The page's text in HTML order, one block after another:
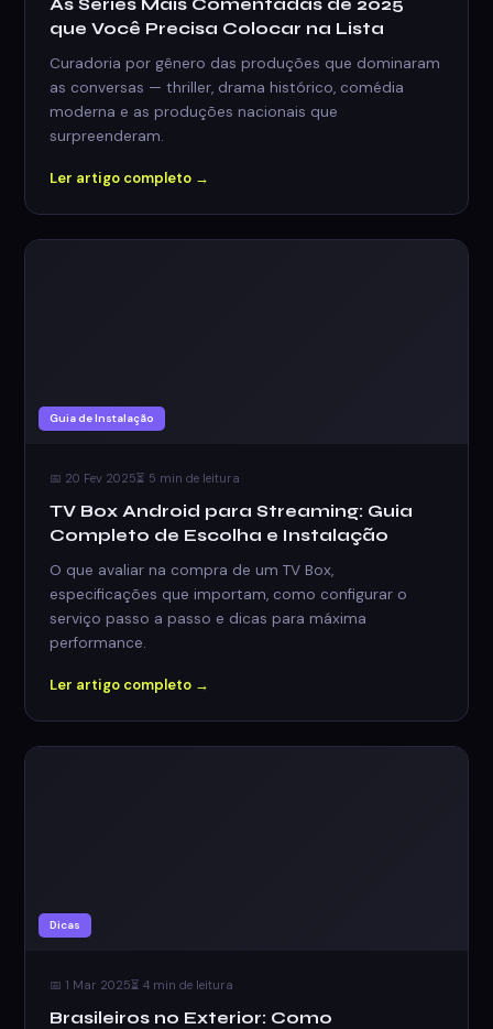
As Séries Mais Comentadas de 2025
que Você Precisa Colocar na Lista
Curadoria por gênero das produções que dominaram
as conversas — thriller, drama histórico, comédia
moderna e as produções nacionais que
surpreenderam.
Ler artigo completo →
Guia de Instalação
📅 20 Fev 2025⏳ 5 min de leitura
TV Box Android para Streaming: Guia
Completo de Escolha e Instalação
O que avaliar na compra de um TV Box,
especificações que importam, como configurar o
serviço passo a passo e dicas para máxima
performance.
Ler artigo completo →
Dicas
📅 1 Mar 2025⏳ 4 min de leitura
Brasileiros no Exterior: Como